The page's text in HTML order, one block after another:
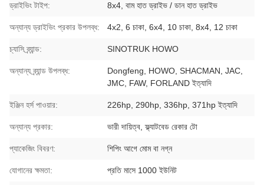
ড্রাইভিং টাইপ: 8x4, বাম হাত ড্রাইভ / ডান হাত ড্রাইভ
অন্যান্য ড্রাইভিং প্রকার উপলব্ধ: 4x2, 6 চাকা, 6x4, 10 চাকা, 8x4, 12 চাকা
চ্যাসি ব্র্যান্ড: SINOTRUK HOWO
অন্যান্য ব্র্যান্ড উপলব্ধ:
Dongfeng, HOWO, SHACMAN, JAC,
JMC, FAW, FORLAND ইত্যাদি
ইঞ্জিন হর্স পাওয়ার: 226hp, 290hp, 336hp, 371hp ইত্যাদি
অন্যান্য প্রকার: ভারী দায়িত্ব, ফ্ল্যাটবেড রেকার টো
প্যাকেজিং বিবরণ: শিপিং আগে মোম বা নগ্ন
যোগানের ক্ষমতা: প্রতি মাসে 1000 ইউনিট